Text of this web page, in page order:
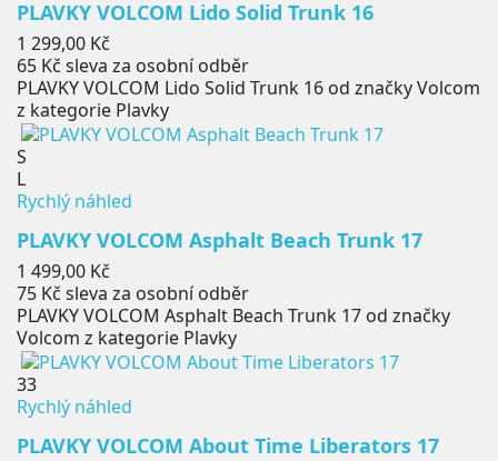
PLAVKY VOLCOM Lido Solid Trunk 16
Cena
1 299,00 Kč
65 Kč sleva za osobní odběr
PLAVKY VOLCOM Lido Solid Trunk 16 od značky Volcom
z kategorie Plavky
S
L
Rychlý náhled
PLAVKY VOLCOM Asphalt Beach Trunk 17
Cena
1 499,00 Kč
75 Kč sleva za osobní odběr
PLAVKY VOLCOM Asphalt Beach Trunk 17 od značky
Volcom z kategorie Plavky
33
Rychlý náhled
PLAVKY VOLCOM About Time Liberators 17